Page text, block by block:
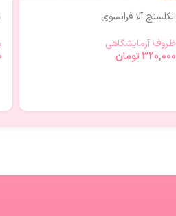
الکلسنج آلا فرانسوی
ظروف آزمایشگاهی
320,000 تومان